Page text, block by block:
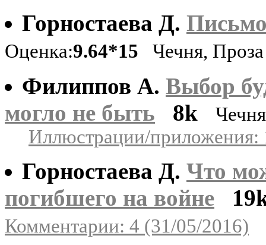
Горностаева Д.
Оценка:9.64*15 Чечня,
Филиппов А. Выбор
могло не быть
8k
Иллюстрации/приложения:
Горностаева Д. Что
погибшего на войне
Комментарии: 4 (31/05/2016)